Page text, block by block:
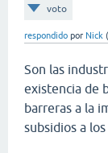
voto
respondido por Nick (
Son las
existencia de
barreras a la
subsidios a